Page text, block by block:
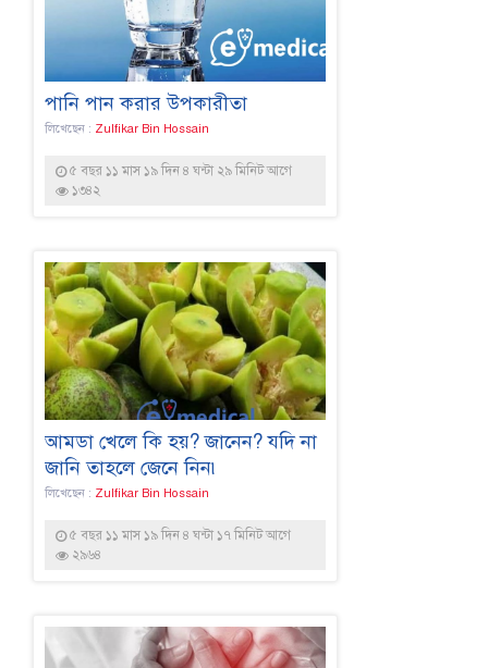
পানি পান করার উপকারীতা
লিখেছেন : Zulfikar Bin Hossain
৫ বছর ১১ মাস ১৯ দিন ৪ ঘন্টা ২৯ মিনিট আগে
১৩৪২
আমডা খেলে কি হয়? জানেন? যদি না
জানি তাহলে জেনে নিন৷
লিখেছেন : Zulfikar Bin Hossain
৫ বছর ১১ মাস ১৯ দিন ৪ ঘন্টা ১৭ মিনিট আগে
২৯৬৪